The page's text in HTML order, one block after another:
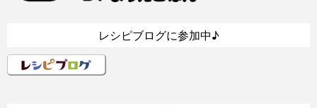
レシピブログに参加中♪